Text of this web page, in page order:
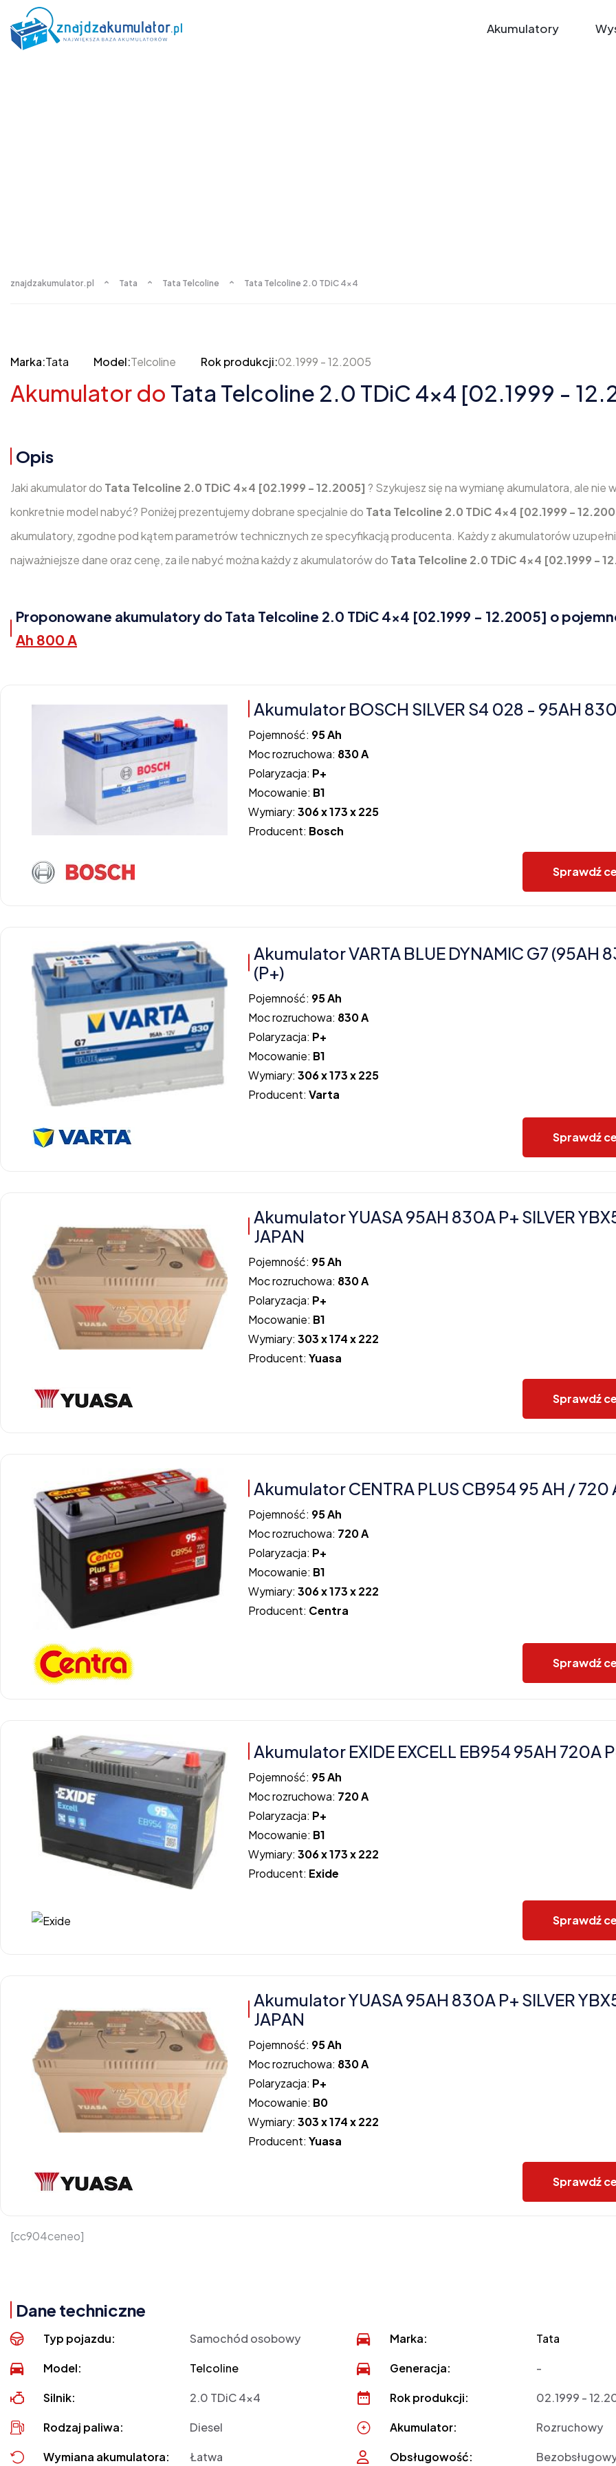
Akumulatory
znajdzakumulator.pl Tata Tata Telcoline Tata Telcoline 2.0 TDiC 4x4
Marka:Tata Model:Telcoline Rok produkcji:02.1999 - 12.2005
Akumulator do Tata Telcoline 2.0 TDiC 4x4 [02.1999 -
Opis
Jaki akumulator do Tata Telcoline 2.0 TDiC 4x4 [02.1999 - 12.2005] ? Szykujesz się na wymianę akumulatora, ale nie
konkretnie model nabyć? Poniżej prezentujemy dobrane specjalnie do Tata Telcoline 2.0 TDiC 4x4 [02.1999 -
akumulatory, zgodne pod kątem parametrów technicznych ze specyfikacją producenta. Każdy z akumulatorów
najważniejsze dane oraz cenę, za ile nabyć można każdy z akumulatorów do Tata Telcoline 2.0 TDiC 4x4 [02.1999 -
Proponowane akumulatory do Tata Telcoline 2.0 TDiC 4x4 [02.1999 - 12.2005] o
Ah 800 A
Akumulator BOSCH SILVER S4 028 - 95AH
Pojemność: 95 Ah
Moc rozruchowa: 830 A
Polaryzacja: P+
Mocowanie: B1
Wymiary:306 x 173 x 225
Producent: Bosch
Sprawdź
Akumulator VARTA BLUE DYNAMIC G7 (95AH
(P+)
Pojemność: 95 Ah
Moc rozruchowa: 830 A
Polaryzacja: P+
Mocowanie: B1
Wymiary:306 x 173 x 225
Producent:Varta
Sprawdź
Akumulator YUASA 95AH 830A P+ SILVER
JAPAN
Pojemność: 95 Ah
Moc rozruchowa: 830 A
Polaryzacja: P+
Mocowanie: B1
Wymiary:303 x 174 x 222
Producent:Yuasa
Sprawdź
Akumulator CENTRA PLUS CB954 95 AH / 720
Pojemność: 95 Ah
Moc rozruchowa: 720 A
Polaryzacja: P+
Mocowanie: B1
Wymiary:306 x 173 x 222
Producent: Centra
Sprawdź
Akumulator EXIDE EXCELL EB954 95AH 720A
Pojemność: 95 Ah
Moc rozruchowa: 720 A
Polaryzacja: P+
Mocowanie: B1
Wymiary:306 x 173 x 222
Producent: Exide
Sprawdź
Akumulator YUASA 95AH 830A P+ SILVER
JAPAN
Pojemność: 95 Ah
Moc rozruchowa: 830 A
Polaryzacja: P+
Mocowanie: B0
Wymiary:303 x 174 x 222
Producent:Yuasa
Sprawdź
[cc904ceneo]
Dane techniczne
Typ pojazdu: Samochód osobowy Marka: Tata
Model: Telcoline Generacja: -
Silnik: 2.0 TDiC 4x4 Rok produkcji: 02.1999 -
Rodzaj paliwa: Diesel Akumulator: Rozruchowy
Wymiana akumulatora: Łatwa Obsługowość: